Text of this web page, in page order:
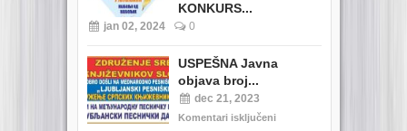
KONKURS...
jan 02, 2024 0
USPEŠNA Javna
objava broj...
dec 21, 2023
Komentari isključeni